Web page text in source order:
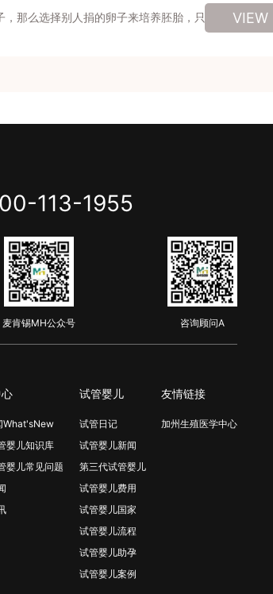
那么选择别人捐的卵子来培养胚胎，只要提供申请，
VIEW
113-1955
麦肯锡MH公众号 咨询顾问A
What'sNew
婴儿知识库
婴儿常见问题
试管婴儿
试管日记
试管婴儿新闻
第三代试管婴儿
试管婴儿费用
试管婴儿国家
试管婴儿流程
试管婴儿助孕
试管婴儿案例
友情链接
加州生殖医学中心